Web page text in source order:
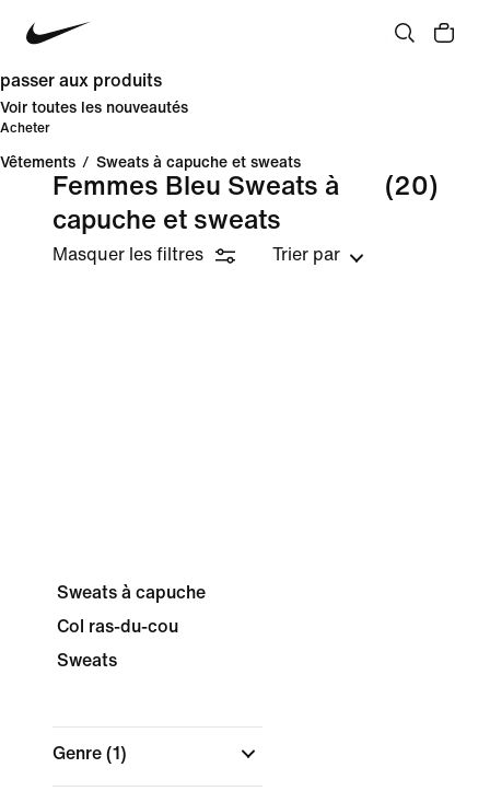
passer aux produits
Voir toutes les nouveautés
Acheter
Vêtements / Sweats à capuche et sweats
Femmes Bleu Sweats à
capuche et sweats
(20)
Masquer les filtres Trier par
Sweats à capuche
Col ras-du-cou
Sweats
Genre (1)